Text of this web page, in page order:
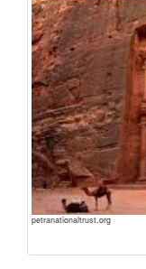
petranationaltrust.org